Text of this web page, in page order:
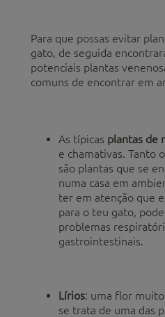
Para que possas evitar
gato, de seguida
potenciais plantas
comuns de encontrar em
As típicas plantas de
e chamativas. Tanto o
são plantas que se
numa casa em
ter em atenção que
para o teu gato,
problemas
gastrointestinais.
Lírios: uma flor
se trata de uma das